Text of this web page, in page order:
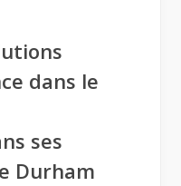
dans le
ses
Durham